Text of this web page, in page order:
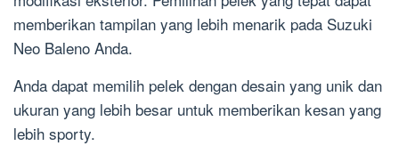
memberikan tampilan yang lebih menarik pada Suzuki
Neo Baleno Anda.
Anda dapat memilih pelek dengan desain yang unik dan
ukuran yang lebih besar untuk memberikan kesan yang
lebih sporty.